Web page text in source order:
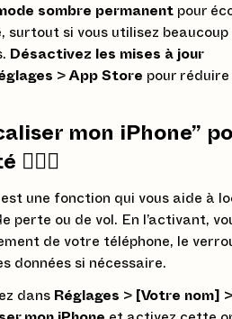
sombre permanent pour
si vous utilisez beaucoup
Désactivez les mises à jour
> App Store pour réduire
mon iPhone”
🕵🏻‍♀️
est une fonction qui vous aide à
perte ou de vol. En l’activant,
de votre téléphone, le
données si nécessaire.
dans Réglages > [Votre nom] >